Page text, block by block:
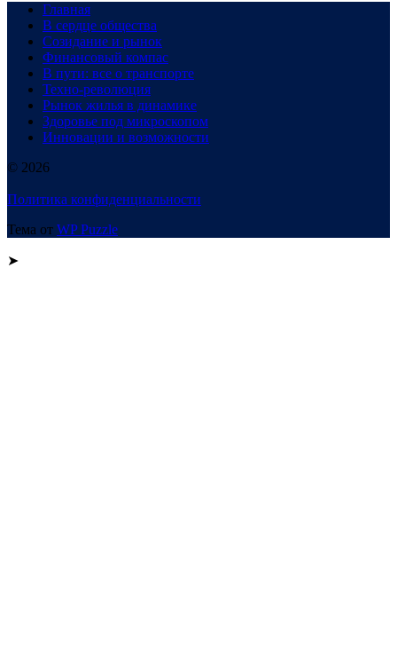
Главная
В сердце общества
Созидание и рынок
Финансовый компас
В пути: все о транспорте
Техно-революция
Рынок жилья в динамике
Здоровье под микроскопом
Инновации и возможности
© 2026
Политика конфиденциальности
Тема от WP Puzzle
➤